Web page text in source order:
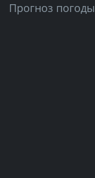
Прогноз погоды